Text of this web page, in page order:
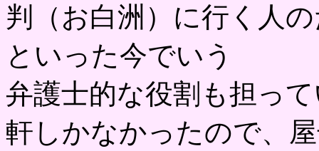
判（お白洲）に行く人
といった今でいう
弁護士的な役割も担っ
軒しかなかったので、